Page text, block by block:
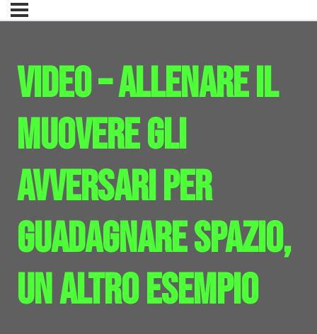
Video – Allenare il
muovere gli
avversari per
guadagnare spazio,
un altro esempio